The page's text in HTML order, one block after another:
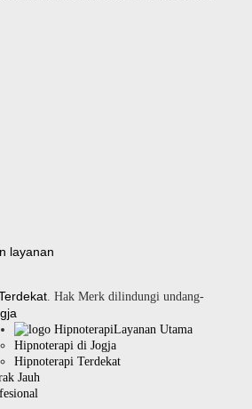
layanan
. Hak Merk dilindungi undang-
Layanan Utama
Hipnoterapi di Jogja
Hipnoterapi Terdekat
Jauh